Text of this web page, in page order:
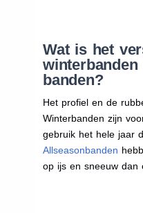
Wat is het
winterbanden
banden?
Het profiel en de
Winterbanden zijn
gebruik het hele jaar
Allseasonbanden
op ijs en sneeuw dan